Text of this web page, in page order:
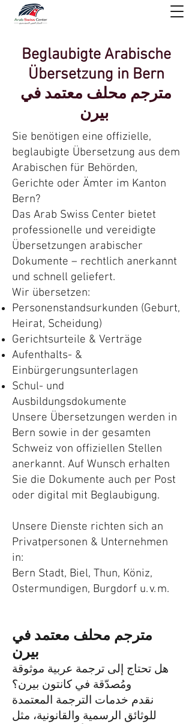
Beglaubigte Arabische
Übersetzung in Bern
مترجم محلف معتمد في
بيرن
Sie benötigen eine offizielle,
beglaubigte Übersetzung aus dem
Arabischen für Behörden,
Gerichte oder Ämter im Kanton
Bern?
Das Arab Swiss Center bietet
professionelle und vereidigte
Übersetzungen arabischer
Dokumente – rechtlich anerkannt
und schnell geliefert.
Wir übersetzen:
Personenstandsurkunden (Geburt,
Heirat, Scheidung)
Gerichtsurteile & Verträge
Aufenthalts- &
Einbürgerungsunterlagen
Schul- und
Ausbildungsdokumente
Unsere Übersetzungen werden in
Bern sowie in der gesamten
Schweiz von offiziellen Stellen
anerkannt. Auf Wunsch erhalten
Sie die Dokumente auch per Post
oder digital mit Beglaubigung.
Unsere Dienste richten sich an
Privatpersonen & Unternehmen
in:
Bern Stadt, Biel, Thun, Köniz,
Ostermundigen, Burgdorf u. v. m.
مترجم محلف معتمد في
بيرن
هل تحتاج إلى ترجمة عربية موثوقة
ومُصدّقة في كانتون بيرن؟
نقدم خدمات الترجمة المعتمدة
للوثائق الرسمية والقانونية، مثل